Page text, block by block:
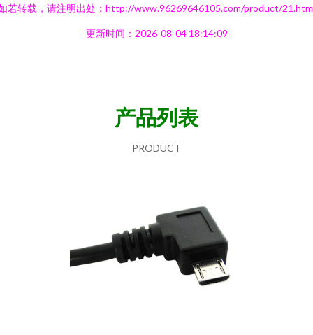
若转载，请注明出处：http://www.96269646105.com/product/
更新时间：2026-08-04 18:14:09
产品列表
PRODUCT